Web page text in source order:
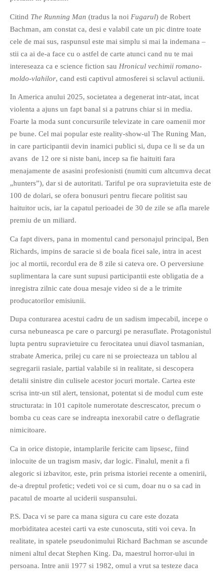
challenge of creating your
own acrostics and describing
famous movies by using the
very letters of their titles!
RASFOIESTE
PAGINI
Ce fac?
Clasicul „Despre mine…”
Descarca povestirea Floare
Acrostics!
PRIETENI APROPIATI
Victor Sosea – Designer
GloryBox.ro
Vreau-schimbare.ro
Filme-Carti.ro
Citind The Running Man (tradus la noi Fugarul) de Robert
Bachman, am constat ca, desi e valabil cate un pic dintre toate
cele de mai sus, raspunsul este mai simplu si mai la indemana –
stii ca ai de-a face cu o astfel de carte atunci cand nu te mai
intereseaza ca e science fiction sau Hronicul vechimii romano-
moldo-vlahilor, cand esti captivul atmosferei si sclavul actiunii.
In America anului 2025, societatea a degenerat intr-atat, incat
violenta a ajuns un fapt banal si a patruns chiar si in media.
Foarte la moda sunt concursurile televizate in care oamenii mor
pe bune. Cel mai popular este reality-show-ul The Runing Man,
in care participantii devin inamici publici si, dupa ce li se da un
avans de 12 ore si niste bani, incep sa fie haituiti fara
menajamente de asasini profesionisti (numiti cum altcumva decat
„hunters”), dar si de autoritati. Tariful pe ora supravietuita este de
100 de dolari, se ofera bonusuri pentru fiecare politist sau
haituitor ucis, iar la capatul perioadei de 30 de zile se afla marele
premiu de un miliard.
Ca fapt divers, pana in momentul cand personajul principal, Ben
Richards, impins de saracie si de boala ficei sale, intra in acest
joc al mortii, recordul era de 8 zile si cateva ore. O perversiune
suplimentara la care sunt supusi participantii este obligatia de a
inregistra zilnic cate doua mesaje video si de a le trimite
producatorilor emisiunii.
Dupa conturarea acestui cadru de un sadism impecabil, incepe o
cursa nebuneasca pe care o parcurgi pe nerasuflate. Protagonistul
lupta pentru supravietuire cu ferocitatea unui diavol tasmanian,
strabate America, prilej cu care ni se proiecteaza un tablou al
segregarii rasiale, partial valabile si in realitate, si descopera
detalii sinistre din culisele acestor jocuri mortale. Cartea este
scrisa intr-un stil alert, tensionat, potentat si de modul cum este
structurata: in 101 capitole numerotate descrescator, precum o
bomba cu ceas care se indreapta inexorabil catre o deflagratie
nimicitoare.
Ca in orice distopie, intamplarile fericite cam lipsesc, fiind
inlocuite de un tragism masiv, dar logic. Finalul, menit a fi
alegoric si izbavitor, este, prin prisma istoriei recente a omenirii,
de-a dreptul profetic; vedeti voi ce si cum, doar nu o sa cad in
pacatul de moarte al uciderii suspansului.
P.S. Daca vi se pare ca mana sigura cu care este dozata
morbiditatea acestei carti va este cunoscuta, stiti voi ceva. In
realitate, in spatele pseudonimului Richard Bachman se ascunde
nimeni altul decat Stephen King. Da, maestrul horror-ului in
persoana. Intre anii 1977 si 1982, omul a vrut sa testeze daca